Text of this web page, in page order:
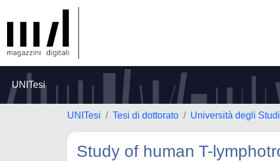
UNITesi
UNITesi Tesi di dottorato Università degli
Study of human T-